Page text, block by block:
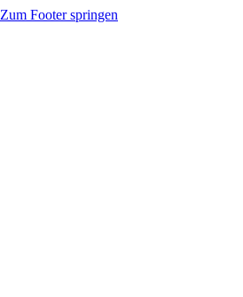
Zum Footer springen